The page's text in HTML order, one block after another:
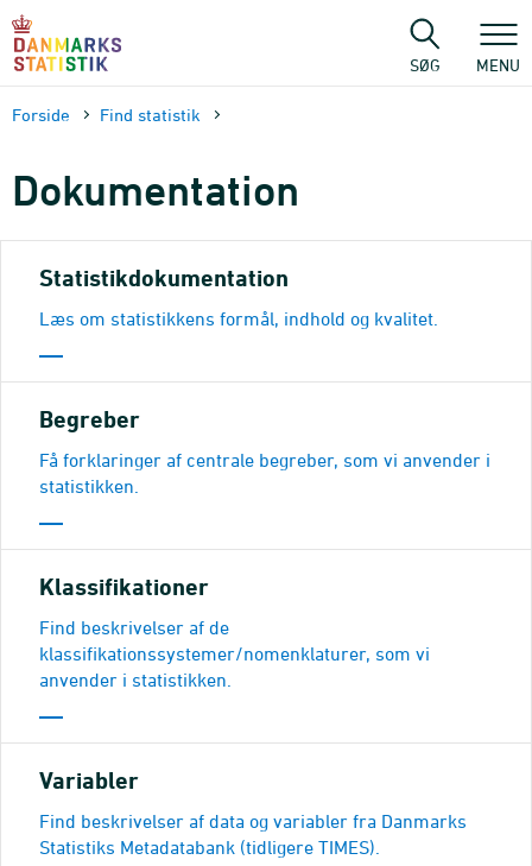
sidens
SØG MENU
Forside Find statistik
Dokumen­tation
Statistikdokumentation
Læs om statistikkens formål, indhold og kvalitet.
Begreber
Få forklaringer af centrale begreber, som vi anvender i
statistikken.
Klassifikationer
Find beskrivelser af de
klassifikationssystemer/nomenklaturer, som vi
anvender i statistikken.
Variabler
Find beskrivelser af data og variabler fra Danmarks
Statistiks Metadatabank (tidligere TIMES).